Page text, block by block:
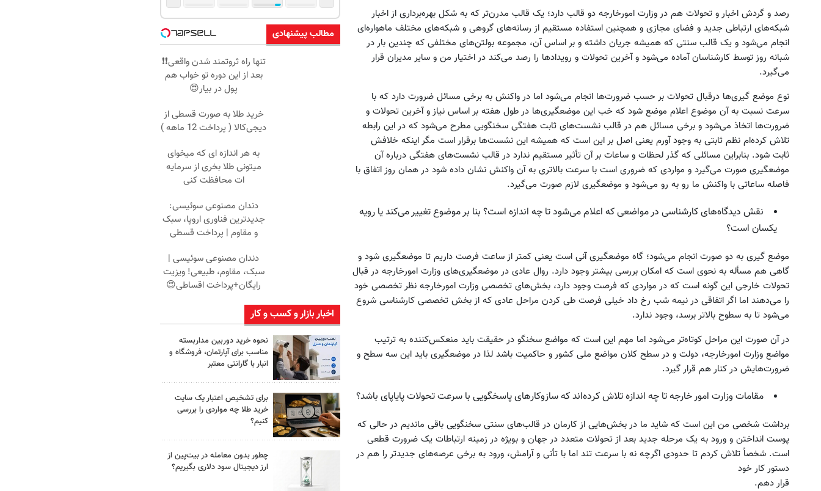
رصد و گردش اخبار و تحولات هم در وزارت امورخارجه دو قالب دارد؛ یک قالب مدرن‌تر که به شکل بهره‌برداری از اخبار
شبکه‌های ارتباطی جدید و فضای مجازی و همچنین استفاده مستقیم از رسانه‌های گروهی و شبکه‌های مختلف ماهواره‌ای
انجام می‌شود و یک قالب سنتی که همیشه جریان داشته و بر اساس آن، مجموعه بولتن‌های مختلفی که چندین بار در
شبانه روز توسط کارشناسان آماده می‌شود و آخرین تحولات و رویدادها را رصد می‌کند در اختیار من و سایر مدیران قرار
می‌گیرد.
نوع موضع گیری‌ها درقبال تحولات بر حسب ضرورت‌ها انجام می‌شود اما در واکنش به برخی مسائل ضرورت دارد که با
سرعت نسبت به آن موضوع اعلام موضع شود که خب این موضعگیری‌ها در طول هفته بر اساس نیاز و آخرین تحولات و
ضرورت‌ها اتخاذ می‌شود و برخی مسائل هم در قالب نشست‌های ثابت هفتگی سخنگویی مطرح می‌شود که در این رابطه
تلاش کرده‌ام نظم ثابتی به وجود آورم یعنی اصل بر این است که همیشه این نشست‌ها برقرار است مگر اینکه خلافش
ثابت شود. بنابراین مسائلی که گذر لحظات و ساعات بر آن تأثیر مستقیم ندارد در قالب نشست‌های هفتگی درباره آن
موضعگیری صورت می‌گیرد و مواردی که ضروری است با سرعت بالاتری به آن واکنش نشان داده شود در همان روز اتفاق با
فاصله ساعاتی با واکنش ما رو به رو می‌شود و موضعگیری لازم صورت می‌گیرد.
نقش دیدگاه‌های کارشناسی در مواضعی که اعلام می‌شود تا چه اندازه است؟ بنا بر موضوع تغییر می‌کند یا رویه
یکسان است؟
موضع گیری به دو صورت انجام می‌شود؛ گاه موضعگیری آنی است یعنی کمتر از ساعت فرصت داریم تا موضعگیری شود و
گاهی هم مسأله به نحوی است که امکان بررسی بیشتر وجود دارد. روال عادی در موضعگیری‌های وزارت امورخارجه در قبال
تحولات خارجی این گونه است که در مواردی که فرصت وجود دارد، بخش‌های تخصصی وزارت امورخارجه نظر تخصصی خود
را می‌دهند اما اگر اتفاقی در نیمه شب رخ داد خیلی فرصت طی کردن مراحل عادی که از بخش تخصصی کارشناسی شروع
می‌شود تا به سطوح بالاتر برسد، وجود ندارد.
در آن صورت این مراحل کوتاه‌تر می‌شود اما مهم این است که مواضع سخنگو در حقیقت باید منعکس‌کننده به ترتیب
مواضع وزارت امورخارجه، دولت و در سطح کلان مواضع ملی کشور و حاکمیت باشد لذا در موضعگیری باید این سه سطح و
ضرورت‌هایش در کنار هم قرار گیرد.
مقامات وزارت امور خارجه تا چه اندازه تلاش کرده‌اند که سازوکارهای پاسخگویی با سرعت تحولات پایاپای باشد؟
برداشت شخصی من این است که شاید ما در بخش‌هایی از کارمان در قالب‌های سنتی سخنگویی باقی ماندیم در حالی که
پوست انداختن و ورود به یک مرحله جدید بعد از تحولات متعدد در جهان و بویژه در زمینه ارتباطات یک ضرورت قطعی
است. شخصاً تلاش کردم تا حدودی اگرچه نه با سرعت تند اما با تأنی و آرامش، ورود به برخی عرصه‌های جدیدتر را هم در
دستور کار خود
قرار دهم.
مطالب پیشنهادی
تنها راه ثروتمند شدن واقعی❗❗
بعد از این دوره تو خواب هم
پول در بیار😍
خرید طلا به صورت قسطی از
دیجی‌کالا ( پرداخت 12 ماهه )
به هر اندازه ای که میخوای
میتونی طلا بخری از سرمایه
ات محافظت کنی
دندان مصنوعی سوئیسی:
جدیدترین فناوری اروپا، سبک
و مقاوم | پرداخت قسطی
دندان مصنوعی سوئیسی |
سبک، مقاوم، طبیعی! ویزیت
رایگان+پرداخت اقساطی😍
اخبار بازار و کسب و کار
نحوه خرید دوربین مداربسته
مناسب برای آپارتمان، فروشگاه و
انبار با گارانتی معتبر
برای تشخیص اعتبار یک سایت
خرید طلا چه مواردی را بررسی
کنیم؟
چطور بدون معامله در بیت‌پین از
ارز دیجیتال سود دلاری بگیریم؟